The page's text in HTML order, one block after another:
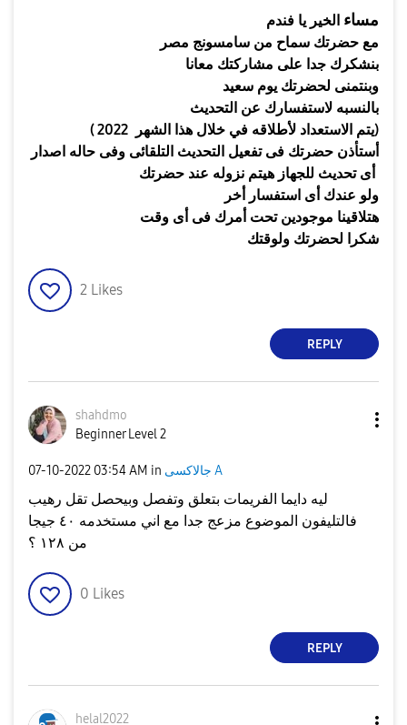
مساء الخير يا فندم
مع حضرتك سماح من سامسونج مصر
بنشكرك جدا على مشاركتك معانا
وبنتمنى لحضرتك يوم سعيد
بالنسبه لاستفسارك عن التحديث
( يتم الاستعداد لأطلاقه في خلال هذا الشهر 2022 )
أستأذن حضرتك فى تفعيل التحديث التلقائى وفى حاله اصدار
ولو عندك أى استفسار أخر
هتلاقينا موجودين تحت أمرك فى أى وقت
شكرا لحضرتك ولوقتك
2 Likes
REPLY
shahdmo
Beginner Level 2
‎07-10-2022 03:54 AM in جالاكسى A
ليه دايما الفريمات بتعلق وتفصل وبيحصل تقل رهيب
فالتليفون الموضوع مزعج جدا مع اني مستخدمه ٤٠ جيجا
من ١٢٨ ؟
0 Likes
REPLY
helal2022